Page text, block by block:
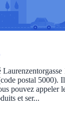
postal 5000).
pouvez appeler
et ser...